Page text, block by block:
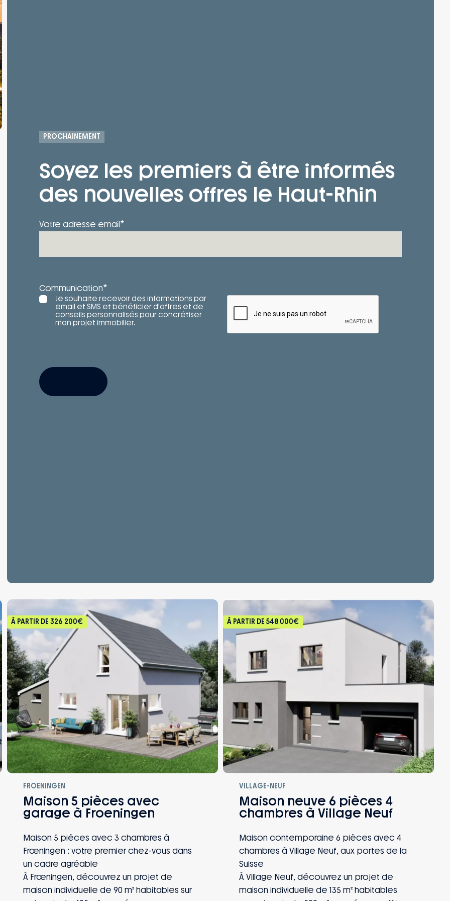
PROCHAINEMENT
Soyez les premiers à être informés
des nouvelles offres le Haut-Rhin
Votre adresse email*
Communication*
Je souhaite recevoir des informations par
email et SMS et bénéficier d'offres et de
conseils personnalisés pour concrétiser
mon projet immobilier.
À PARTIR DE 326 200€
FROENINGEN
Maison 5 pièces avec
garage à Froeningen
Maison 5 pièces avec 3 chambres à
Frœningen : votre premier chez-vous dans
un cadre agréable
À Frœningen, découvrez un projet de
maison individuelle de 90 m² habitables sur
À PARTIR DE 548 000€
VILLAGE-NEUF
Maison neuve 6 pièces 4
chambres à Village Neuf
Maison contemporaine 6 pièces avec 4
chambres à Village Neuf, aux portes de la
Suisse
À Village Neuf, découvrez un projet de
maison individuelle de 135 m² habitables